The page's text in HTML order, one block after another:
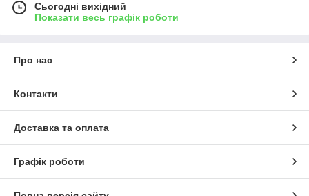
Сьогодні вихідний
Показати весь графік роботи
Про нас
Контакти
Доставка та оплата
Графік роботи